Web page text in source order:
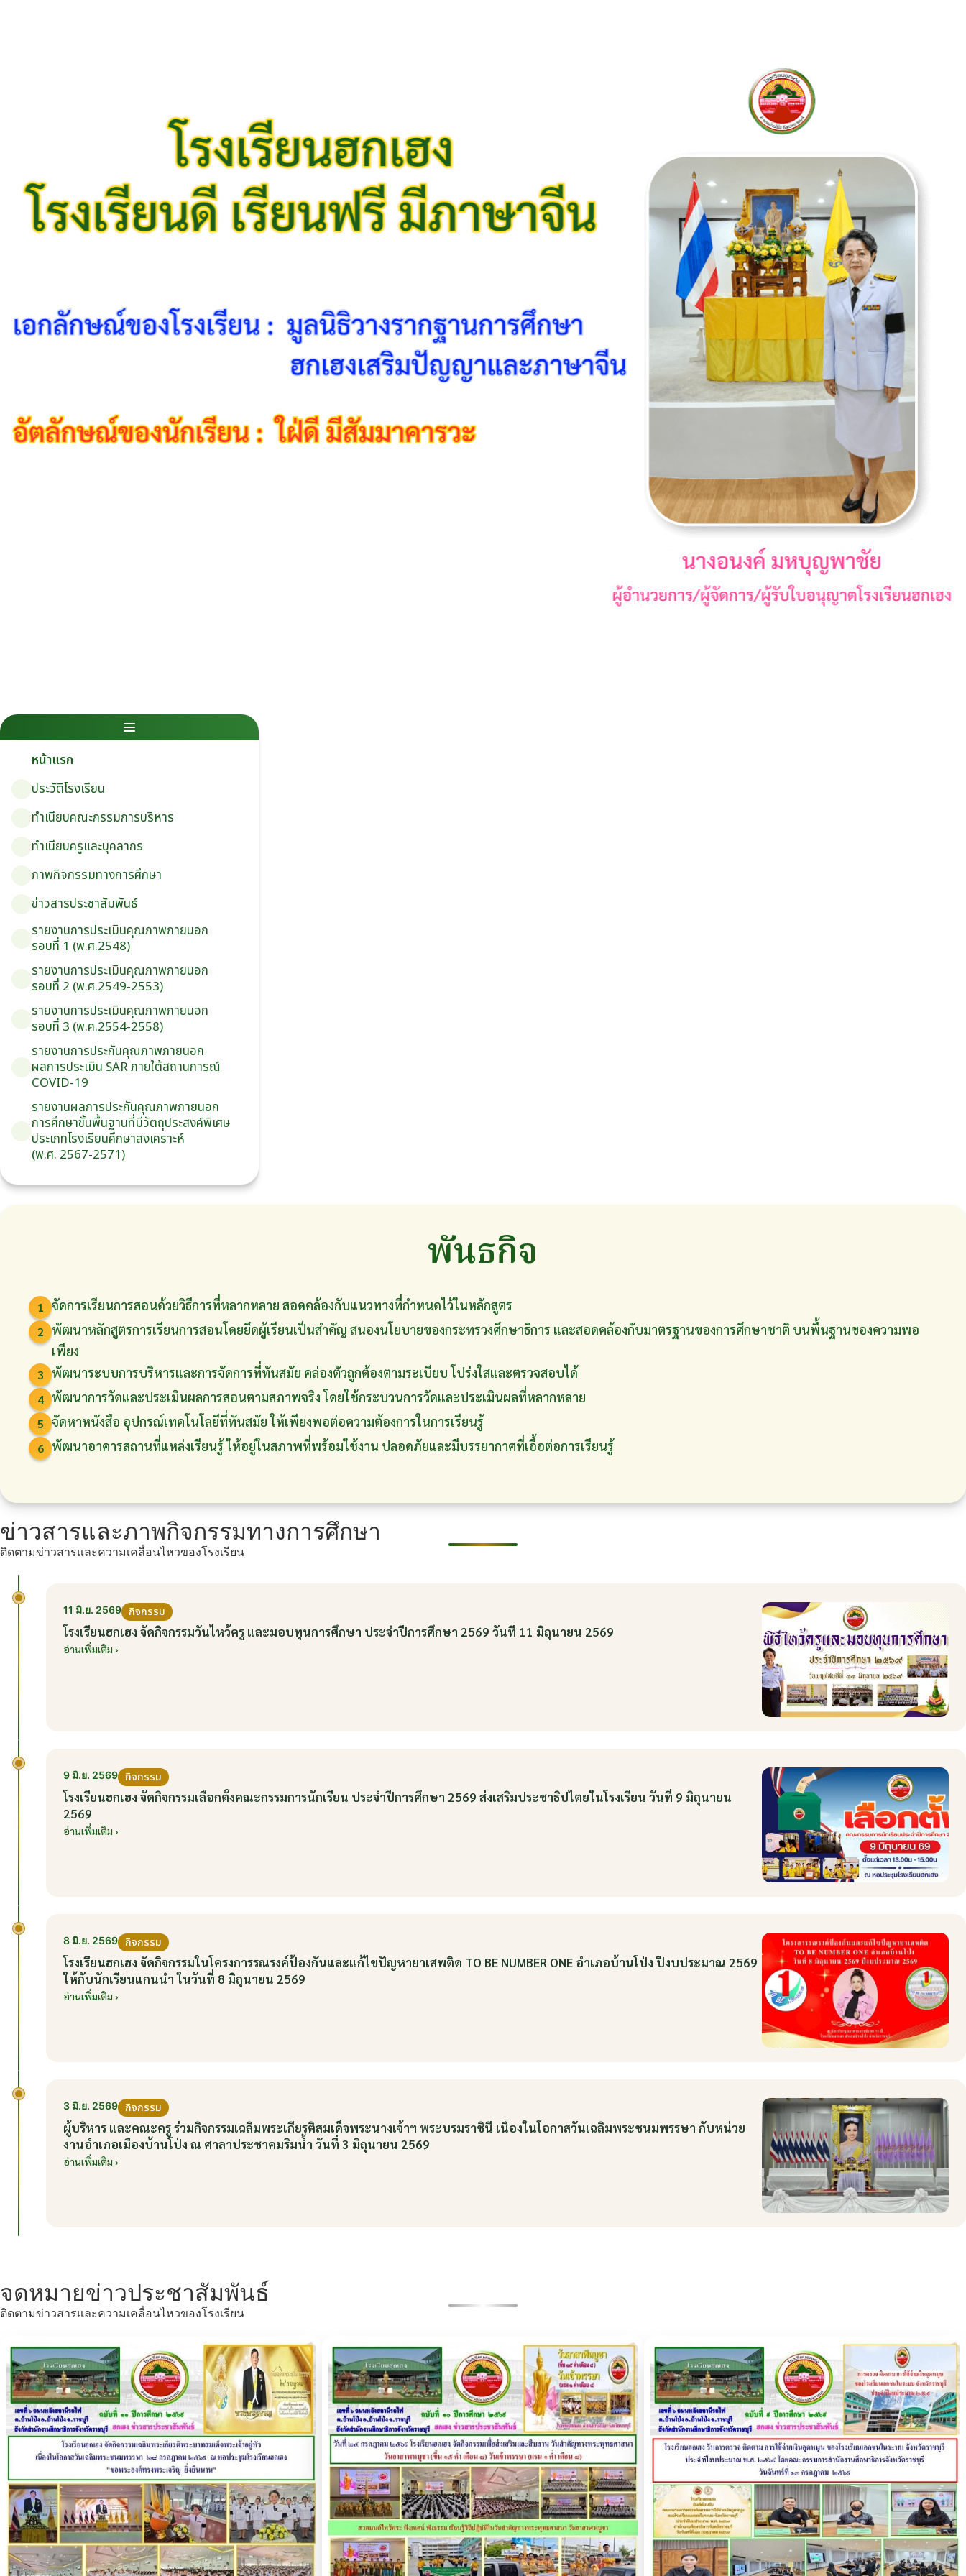
หน้าแรก
ประวัติโรงเรียน
ทำเนียบคณะกรรมการบริหาร
ทำเนียบครูและบุคลากร
ภาพกิจกรรมทางการศึกษา
ข่าวสารประชาสัมพันธ์
รายงานการประเมินคุณภาพภายนอก
รอบ⁠ที่ 1 (พ.ศ.2548)
รายงานการประเมินคุณภาพภายนอก
รอบ⁠ที่ 2 (พ.ศ.2549-2553)
รายงานการประเมินคุณภาพภายนอก
รอบ⁠ที่ 3 (พ.ศ.2554-2558)
รายงานการประกันคุณภาพภายนอก
ผลการประเมิน SARภายใต้สถานการณ์
COVID-19
รายงานผลการประกันคุณภาพภายนอก
การศึกษาขั้นพื้นฐานที่มีวัตถุประสงค์พิเศษ
ประเภทโรงเรียนศึกษาสงเคราะห์
(พ.ศ. 2567-2571)
พันธกิจ
1 จัดการเรียนการสอนด้วยวิธีการที่หลากหลาย สอดคล้องกับแนวทางที่กำหนดไว้ในหลักสูตร
2
พัฒนาหลักสูตรการเรียนการสอนโดยยึดผู้เรียนเป็นสำคัญ สนองนโยบายของกระทรวงศึกษาธิการ และสอดคล้องกับมาตรฐานของการศึกษาชาติ บนพื้นฐานของความพอ
เพียง
3 พัฒนาระบบการบริหารและการจัดการที่ทันสมัย คล่องตัวถูกต้องตามระเบียบ โปร่งใสและตรวจสอบได้
4 พัฒนาการวัดและประเมินผลการสอนตามสภาพจริง โดยใช้กระบวนการวัดและประเมินผลที่หลากหลาย
5 จัดหาหนังสือ อุปกรณ์เทคโนโลยีที่ทันสมัย ให้เพียงพอต่อความต้องการในการเรียนรู้
6 พัฒนาอาคารสถานที่แหล่งเรียนรู้ ให้อยู่ในสภาพที่พร้อมใช้งาน ปลอดภัยและมีบรรยากาศที่เอื้อต่อการเรียนรู้
ข่าวสารและภาพกิจกรรมทางการศึกษา
ติดตามข่าวสารและความเคลื่อนไหวของโรงเรียน
11 มิ.ย. 2569 กิจกรรม
โรงเรียนฮกเฮง จัดกิจกรรมวันไหว้ครู และมอบทุนการศึกษา ประจำปีการศึกษา 2569 วันที่ 11 มิถุนายน 2569
อ่านเพิ่มเติม ›
9 มิ.ย. 2569 กิจกรรม
โรงเรียนฮกเฮง จัดกิจกรรมเลือกตั้งคณะกรรมการนักเรียน ประจำปีการศึกษา 2569 ส่งเสริมประชาธิปไตยในโรงเรียน วันที่ 9 มิถุนายน
2569
อ่านเพิ่มเติม ›
8 มิ.ย. 2569 กิจกรรม
โรงเรียนฮกเฮง จัดกิจกรรมในโครงการรณรงค์ป้องกันและแก้ไขปัญหายาเสพติด TO BE NUMBER ONE อำเภอบ้านโป่ง ปีงบประมาณ 2569
ให้กับนักเรียนแกนนำ ในวันที่ 8 มิถุนายน 2569
อ่านเพิ่มเติม ›
3 มิ.ย. 2569 กิจกรรม
ผู้บริหาร และคณะครู ร่วมกิจกรรมเฉลิมพระเกียรติสมเด็จพระนางเจ้าฯ พระบรมราชินี เนื่องในโอกาสวันเฉลิมพระชนมพรรษา กับหน่วย
งานอำเภอเมืองบ้านโป่ง ณ ศาลาประชาคมริมน้ำ วันที่ 3 มิถุนายน 2569
อ่านเพิ่มเติม ›
จดหมายข่าวประชาสัมพันธ์
ติดตามข่าวสารและความเคลื่อนไหวของโรงเรียน